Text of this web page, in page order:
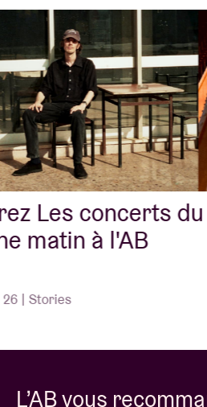
Découvrez Les
dimanche matin
MER 11 MARS 26 | Stories
L’AB vous